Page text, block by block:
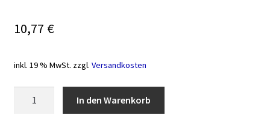
10,77 €
inkl. 19 % MwSt. zzgl. Versandkosten
In den Warenkorb